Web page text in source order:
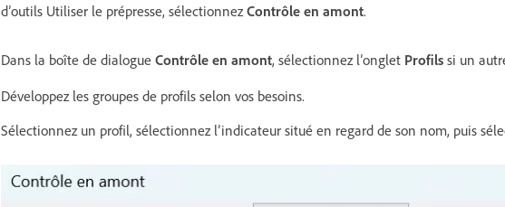
d’outils Utiliser le prépresse, sélectionnezContrôle en amont.
Dans la boîte de dialogue Contrôle en amont, sélectionnez l’onglet Profils si un
Développez les groupes de profils selon vos besoins.
Sélectionnez un profil, sélectionnez l’indicateur situé en regard de son nom, puis